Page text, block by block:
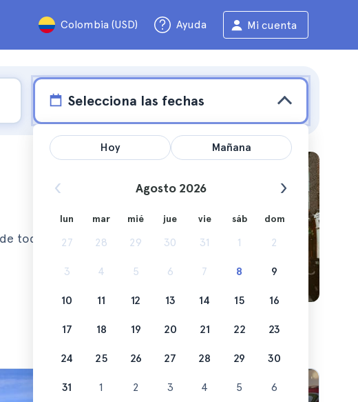
Colombia (USD) Ayuda Mi cuenta
Selecciona las fechas
todo lo que
Hoy Mañana
Agosto 2026
lun mar mié jue vie sáb dom
27 28 29 30 31 1 2
3 4 5 6 7 8 9
10 11 12 13 14 15 16
17 18 19 20 21 22 23
24 25 26 27 28 29 30
31 1 2 3 4 5 6